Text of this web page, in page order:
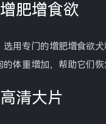
肥增食欲
用专门的增肥增食欲
体重增加，帮助它们
清大片